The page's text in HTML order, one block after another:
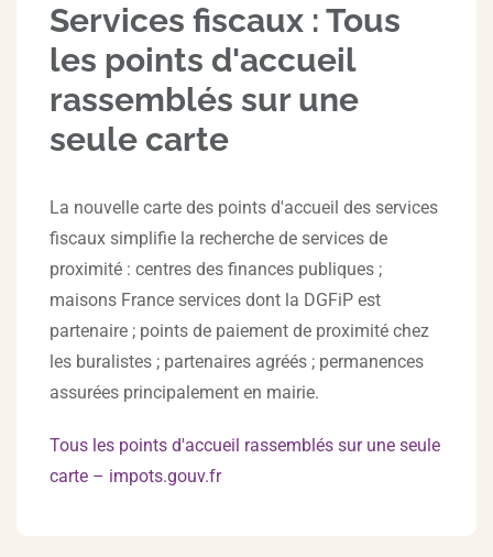
Services fiscaux : Tous
les points d'accueil
rassemblés sur une
seule carte
La nouvelle carte des points d'accueil des services
fiscaux simplifie la recherche de services de
proximité : centres des finances publiques ;
maisons France services dont la DGFiP est
partenaire ; points de paiement de proximité chez
les buralistes ; partenaires agréés ; permanences
assurées principalement en mairie.
Tous les points d'accueil rassemblés sur une seule
carte – impots.gouv.fr